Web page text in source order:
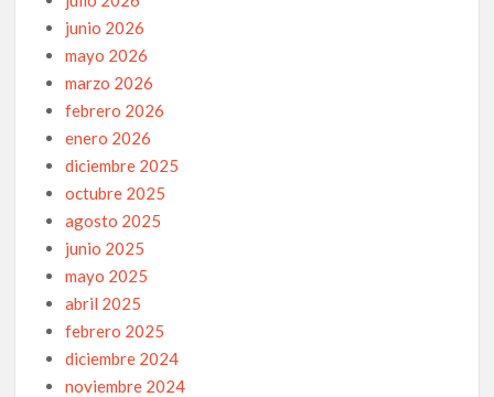
junio 2026
mayo 2026
marzo 2026
febrero 2026
enero 2026
diciembre 2025
octubre 2025
agosto 2025
junio 2025
mayo 2025
abril 2025
febrero 2025
diciembre 2024
noviembre 2024